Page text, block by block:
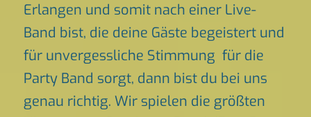
Erlangen und somit nach einer Live-
Band bist, die deine Gäste begeistert und
für unvergessliche Stimmung für die
Party Band sorgt, dann bist du bei uns
genau richtig. Wir spielen die größten